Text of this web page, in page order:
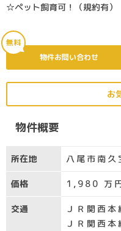
☆ペット飼育可！（規約有）
無料
物件お問い合わせ
お
物件概要
所在地 八尾市南久
価格 1,980 万
交通
ＪＲ関西
ＪＲ関西